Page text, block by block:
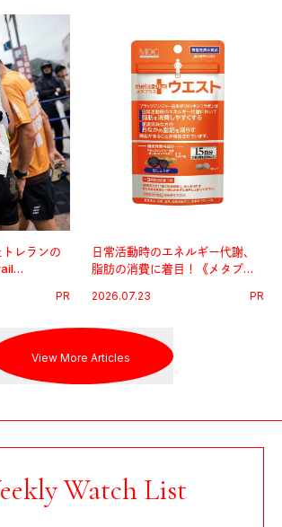
レランの
ちの奮闘PR
日常活動時のエネルギー代謝、
脂肪の消費に着目！《メタプラ
習慣。
2026.07.23 PR
View More Articles
Watch List